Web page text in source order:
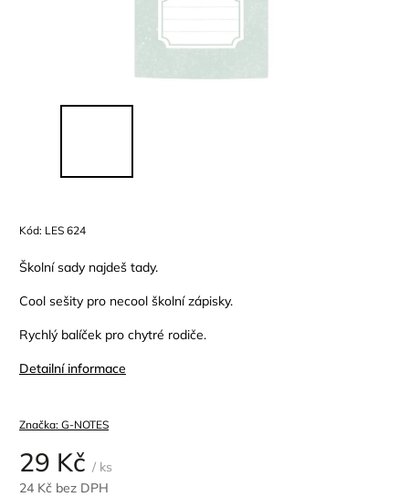
Kód: LES 624
Školní sady najdeš tady.
Cool sešity pro necool školní zápisky.
Rychlý balíček pro chytré rodiče.
Detailní informace
Značka: G-NOTES
29 Kč / ks
24 Kč bez DPH